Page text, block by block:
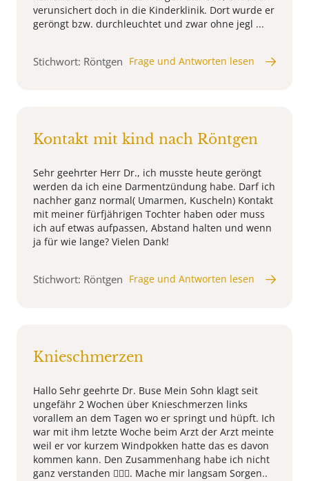
verunsichert doch in die Kinderklinik. Dort wurde er
geröngt bzw. durchleuchtet und zwar ohne jegl ...
Stichwort: Röntgen Frage und Antworten lesen
Kontakt mit kind nach Röntgen
Sehr geehrter Herr Dr., ich musste heute geröngt
werden da ich eine Darmentzündung habe. Darf ich
nachher ganz normal( Umarmen, Kuscheln) Kontakt
mit meiner fürfjährigen Tochter haben oder muss
ich auf etwas aufpassen, Abstand halten und wenn
ja für wie lange? Vielen Dank!
Stichwort: Röntgen Frage und Antworten lesen
Knieschmerzen
Hallo Sehr geehrte Dr. Buse Mein Sohn klagt seit
ungefähr 2 Wochen über Knieschmerzen links
vorallem an dem Tagen wo er springt und hüpft. Ich
war mit ihm letzte Woche beim Arzt der Arzt meinte
weil er vor kurzem Windpokken hatte das es davon
kommen kann. Den Zusammenhang habe ich nicht
ganz verstanden 🤷🏻‍♀️. Mache mir langsam Sorgen..